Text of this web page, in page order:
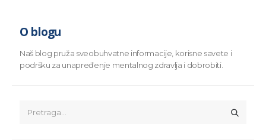
O blogu
Naš blog pruža sveobuhvatne informacije, korisne savete i
podršku za unapređenje mentalnog zdravlja i dobrobiti.